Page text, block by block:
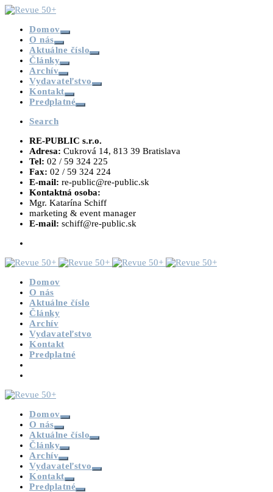
Domov
O nás
Aktuálne číslo
Články
Archív
Vydavateľstvo
Kontakt
Predplatné
Search
RE-PUBLIC s.r.o.
Adresa: Cukrová 14, 813 39 Bratislava
Tel: 02 / 59 324 225
Fax: 02 / 59 324 224
E-mail: re-public@re-public.sk
Kontaktná osoba:
Mgr. Katarína Schiff
marketing & event manager
E-mail: schiff@re-public.sk
Domov
O nás
Aktuálne číslo
Články
Archív
Vydavateľstvo
Kontakt
Predplatné
Domov
O nás
Aktuálne číslo
Články
Archív
Vydavateľstvo
Kontakt
Predplatné